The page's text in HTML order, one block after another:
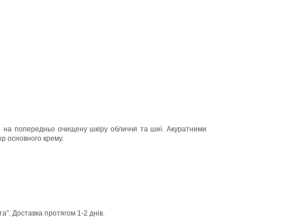
на попередньо очищену шкіру обличчя та шиї. Акуратними
основного крему.
Доставка протягом 1-2 днів.